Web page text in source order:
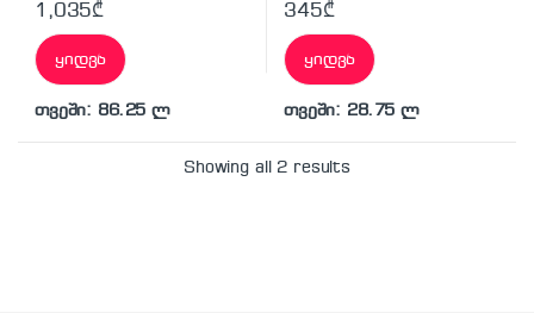
1,035₾
ყიდვა
თვეში: 86.25 ლ
345₾
ყიდვა
თვეში: 28.75 ლ
Showing all 2 results